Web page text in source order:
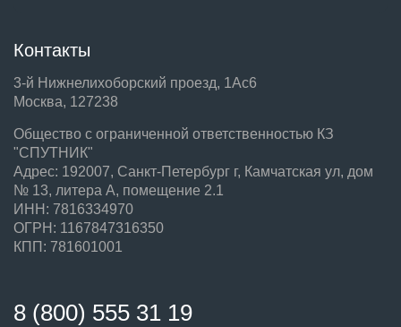
Контакты
3-й Нижнелихоборский проезд, 1Ас6
Москва, 127238
Общество с ограниченной ответственностью КЗ
"СПУТНИК"
Адрес: 192007, Санкт-Петербург г, Камчатская ул, дом
№ 13, литера А, помещение 2.1
ИНН: 7816334970
ОГРН: 1167847316350
КПП: 781601001
8 (800) 555 31 19